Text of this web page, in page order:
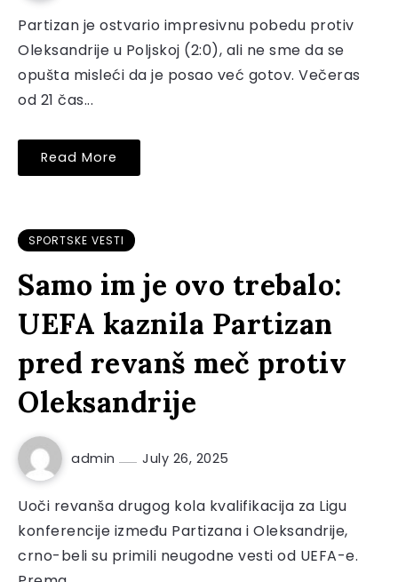
Partizan je ostvario impresivnu pobedu protiv
Oleksandrije u Poljskoj (2:0), ali ne sme da se
opušta misleći da je posao već gotov. Večeras
od 21 čas...
Read More
SPORTSKE VESTI
Samo im je ovo trebalo:
UEFA kaznila Partizan
pred revanš meč protiv
Oleksandrije
admin July 26, 2025
Uoči revanša drugog kola kvalifikacija za Ligu
konferencije između Partizana i Oleksandrije,
crno-beli su primili neugodne vesti od UEFA-e.